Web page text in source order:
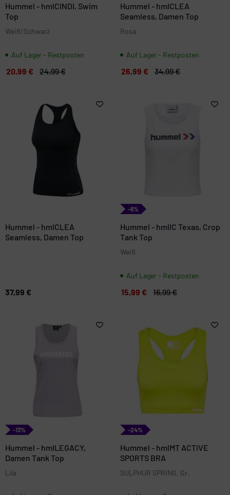
Hummel - hmlCINDI, Swim
Top
Weiß/Schwarz
Auf Lager - Restposten
20,99 € 24,99 €
Hummel - hmlCLEA
Seamless, Damen Top
Rosa
Auf Lager - Restposten
26,99 € 34,99 €
Hummel - hmlCLEA
Seamless, Damen Top
37,99 €
-6%
Hummel - hmlIC Texas, Crop
Tank Top
Weiß
Auf Lager - Restposten
15,99 € 16,99 €
-13%
Hummel - hmlLEGACY,
Damen Tank Top
Lila
-24%
Hummel - hmlMT ACTIVE
SPORTS BRA
SULPHUR SPRING, Gr.